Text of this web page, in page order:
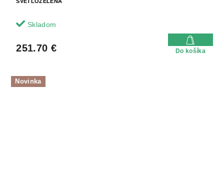
SVETLOZELENÁ
Skladom
251.70 € Do košíka
Novinka